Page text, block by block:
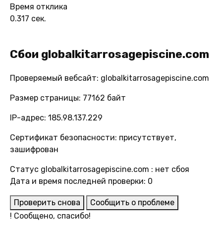
Время отклика
0.317 сек.
Сбои globalkitarrosagepiscine.com
Проверяемый вебсайт: globalkitarrosagepiscine.com
Размер страницы: 77162 байт
IP-адрес: 185.98.137.229
Сертификат безопасности: присутствует,
зашифрован
Статус globalkitarrosagepiscine.com : нет сбоя
Дата и время последней проверки: 0
Проверить снова
Сообщить о проблеме
! Сообщено, спасибо!